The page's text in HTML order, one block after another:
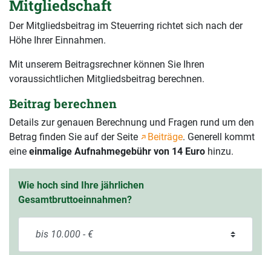
Mitgliedschaft
Der Mitgliedsbeitrag im Steuerring richtet sich nach der
Höhe Ihrer Einnahmen.
Mit unserem Beitragsrechner können Sie Ihren
voraussichtlichen Mitgliedsbeitrag berechnen.
Beitrag berechnen
Details zur genauen Berechnung und Fragen rund um den
Betrag finden Sie auf der Seite
Beiträge. Generell kommt
eine einmalige Aufnahmegebühr von 14 Euro hinzu.
Wie hoch sind Ihre jährlichen
Gesamtbruttoeinnahmen?